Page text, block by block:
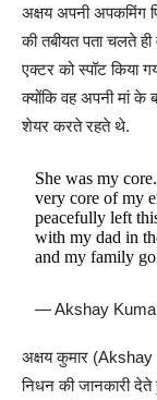
अक्षय अपनी अपकमिंग
की तबीयत पता चलते
एक्टर को स्पॉट किया
क्योंकि वह अपनी मां
शेयर करते रहते थे.
She was my
very core of my
peacefully left
with my dad in
and my family
— Akshay
अक्षय कुमार (Akshay
निधन की जानकारी देते